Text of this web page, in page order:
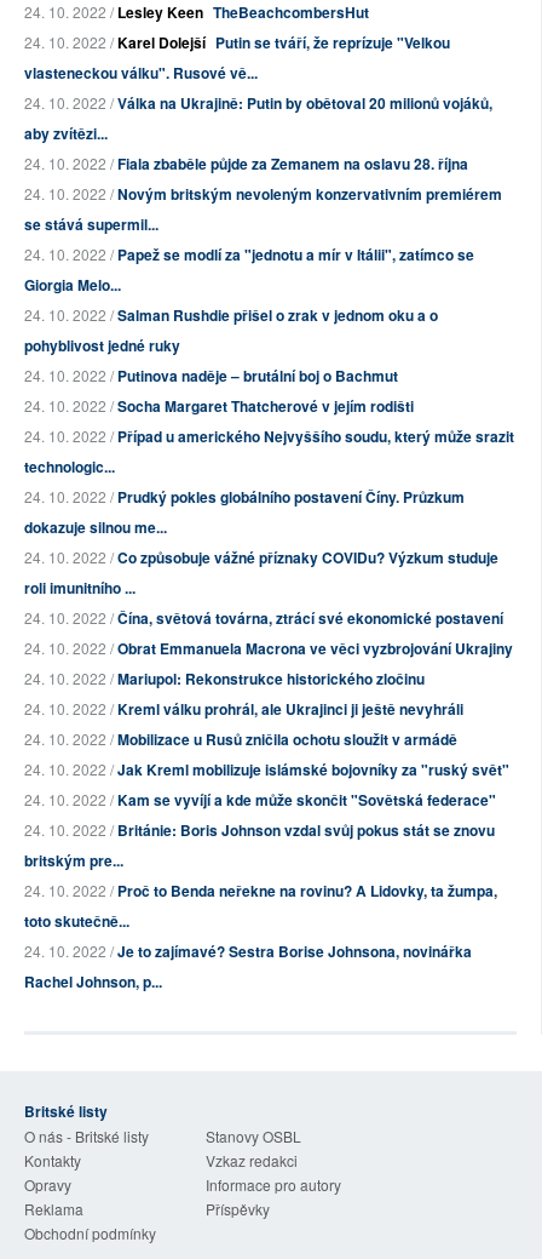
24. 10. 2022 /Lesley Keen TheBeachcombersHut
24. 10. 2022 /Karel Dolejší Putin se tváří, že reprízuje "Velkou
vlasteneckou válku". Rusové vě...
24. 10. 2022 /Válka na Ukrajině: Putin by obětoval 20 milionů vojáků,
aby zvítězi...
24. 10. 2022 /Fiala zbaběle půjde za Zemanem na oslavu 28. října
24. 10. 2022 /Novým britským nevoleným konzervativním premiérem
se stává supermil...
24. 10. 2022 /Papež se modlí za "jednotu a mír v Itálii", zatímco se
Giorgia Melo...
24. 10. 2022 /Salman Rushdie přišel o zrak v jednom oku a o
pohyblivost jedné ruky
24. 10. 2022 /Putinova naděje – brutální boj o Bachmut
24. 10. 2022 /Socha Margaret Thatcherové v jejím rodišti
24. 10. 2022 /Případ u amerického Nejvyššího soudu, který může srazit
technologic...
24. 10. 2022 /Prudký pokles globálního postavení Číny. Průzkum
dokazuje silnou me...
24. 10. 2022 /Co způsobuje vážné příznaky COVIDu? Výzkum studuje
roli imunitního ...
24. 10. 2022 /Čína, světová továrna, ztrácí své ekonomické postavení
24. 10. 2022 /Obrat Emmanuela Macrona ve věci vyzbrojování Ukrajiny
24. 10. 2022 /Mariupol: Rekonstrukce historického zločinu
24. 10. 2022 /Kreml válku prohrál, ale Ukrajinci ji ještě nevyhráli
24. 10. 2022 /Mobilizace u Rusů zničila ochotu sloužit v armádě
24. 10. 2022 /Jak Kreml mobilizuje islámské bojovníky za "ruský svět"
24. 10. 2022 /Kam se vyvíjí a kde může skončit "Sovětská federace"
24. 10. 2022 /Británie: Boris Johnson vzdal svůj pokus stát se znovu
britským pre...
24. 10. 2022 /Proč to Benda neřekne na rovinu? A Lidovky, ta žumpa,
toto skutečně...
24. 10. 2022 /Je to zajímavé? Sestra Borise Johnsona, novinářka
Rachel Johnson, p...
Britské listy
O nás - Britské listy
Stanovy OSBL
Kontakty
Vzkaz redakci
Opravy
Informace pro autory
Reklama
Příspěvky
Obchodní podmínky